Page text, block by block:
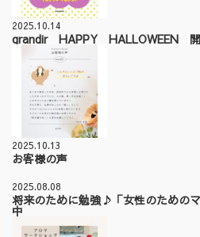
2025.10.14
grandir HAPPY HALLOWEEN 開
2025.10.13
お客様の声
2025.08.08
将来のために勉強♪「女性のための
中